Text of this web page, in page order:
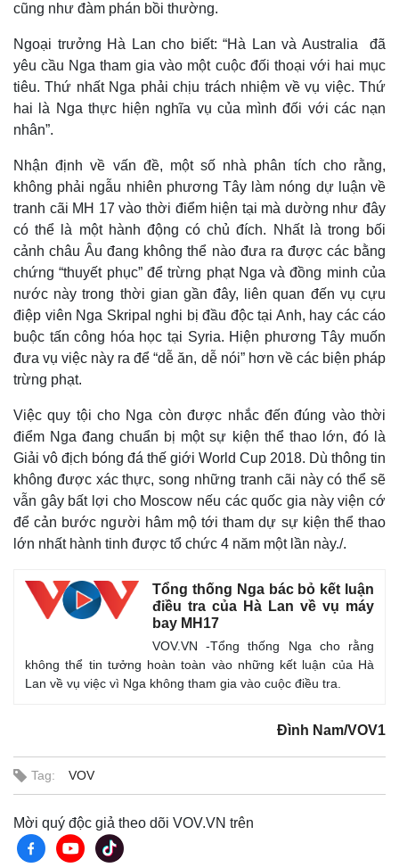
cũng như đàm phán bồi thường.
Ngoại trưởng Hà Lan cho biết: “Hà Lan và Australia đã
yêu cầu Nga tham gia vào một cuộc đối thoại với hai mục
tiêu. Thứ nhất Nga phải chịu trách nhiệm về vụ việc. Thứ
hai là Nga thực hiện nghĩa vụ của mình đối với các nạn
nhân”.
Nhận định về vấn đề, một số nhà phân tích cho rằng,
không phải ngẫu nhiên phương Tây làm nóng dự luận về
tranh cãi MH 17 vào thời điểm hiện tại mà dường như đây
có thể là một hành động có chủ đích. Nhất là trong bối
cảnh châu Âu đang không thể nào đưa ra được các bằng
chứng “thuyết phục” để trừng phạt Nga và đồng minh của
nước này trong thời gian gần đây, liên quan đến vụ cựu
điệp viên Nga Skripal nghi bị đầu độc tại Anh, hay các cáo
buộc tấn công hóa học tại Syria. Hiện phương Tây muốn
đưa vụ việc này ra để “dễ ăn, dễ nói” hơn về các biện pháp
trừng phạt.
Việc quy tội cho Nga còn được nhắc đến đúng vào thời
điểm Nga đang chuẩn bị một sự kiện thể thao lớn, đó là
Giải vô địch bóng đá thế giới World Cup 2018. Dù thông tin
không được xác thực, song những tranh cãi này có thể sẽ
vẫn gây bất lợi cho Moscow nếu các quốc gia này viện cớ
để cản bước người hâm mộ tới tham dự sự kiện thể thao
lớn nhất hành tinh được tổ chức 4 năm một lần này./.
Tổng thống Nga bác bỏ kết luận
điều tra của Hà Lan về vụ máy
bay MH17
VOV.VN -Tổng thống Nga cho rằng
không thể tin tưởng hoàn toàn vào những kết luận của Hà
Lan về vụ việc vì Nga không tham gia vào cuộc điều tra.
Đình Nam/VOV1
Tag: VOV
Mời quý độc giả theo dõi VOV.VN trên